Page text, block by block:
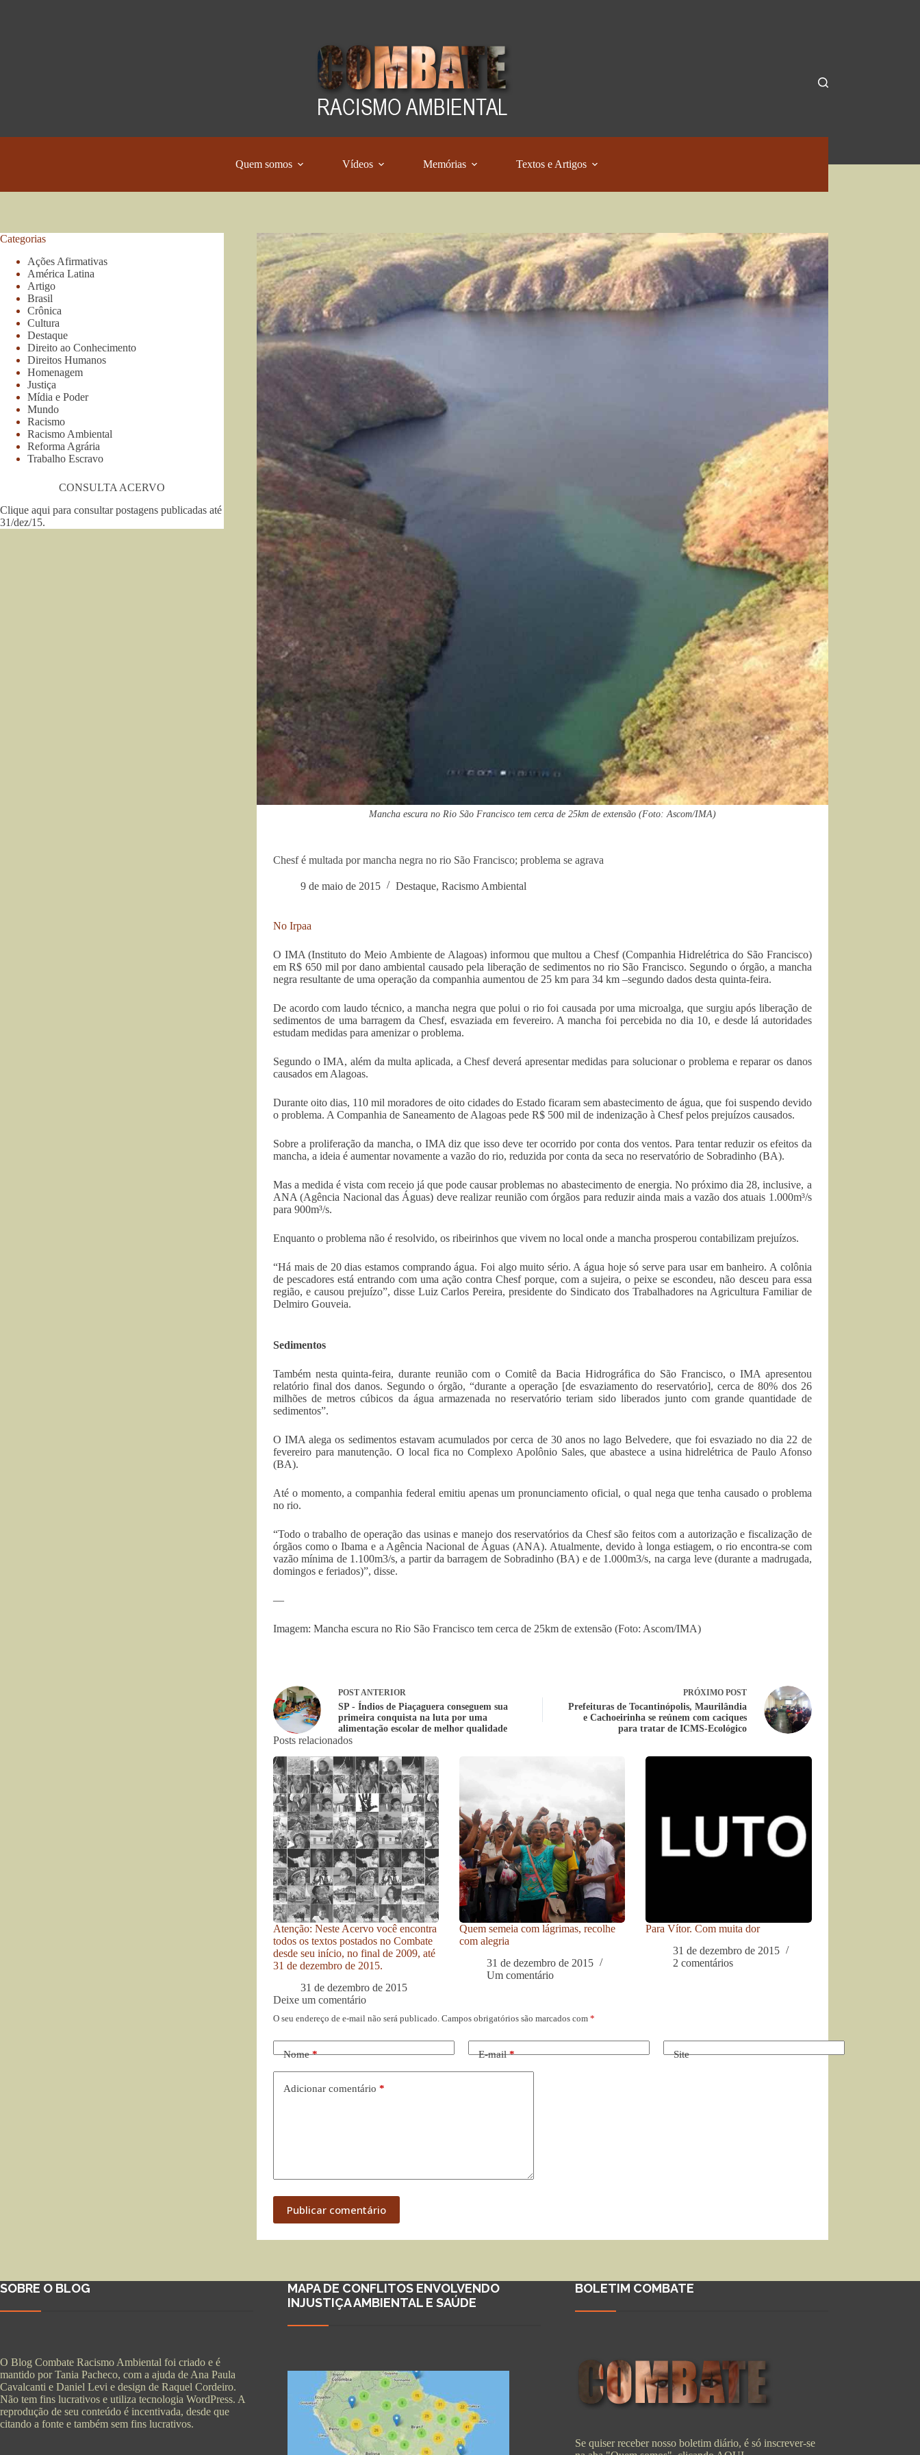
Quem somos Vídeos Memórias Textos e Artigos
Mancha escura no Rio São Francisco tem cerca de 25km de extensão (Foto: Ascom/IMA)
Chesf é multada por mancha negra no rio São Francisco; problema se agrava
9 de maio de 2015 Destaque, Racismo Ambiental
No Irpaa
O IMA (Instituto do Meio Ambiente de Alagoas) informou que multou a Chesf (Companhia Hidrelétrica do São Francisco)
em R$ 650 mil por dano ambiental causado pela liberação de sedimentos no rio São Francisco. Segundo o órgão, a mancha
negra resultante de uma operação da companhia aumentou de 25 km para 34 km –segundo dados desta quinta-feira.
De acordo com laudo técnico, a mancha negra que polui o rio foi causada por uma microalga, que surgiu após liberação de
sedimentos de uma barragem da Chesf, esvaziada em fevereiro. A mancha foi percebida no dia 10, e desde lá autoridades
estudam medidas para amenizar o problema.
Segundo o IMA, além da multa aplicada, a Chesf deverá apresentar medidas para solucionar o problema e reparar os danos
causados em Alagoas.
Durante oito dias, 110 mil moradores de oito cidades do Estado ficaram sem abastecimento de água, que foi suspendo devido
o problema. A Companhia de Saneamento de Alagoas pede R$ 500 mil de indenização à Chesf pelos prejuízos causados.
Sobre a proliferação da mancha, o IMA diz que isso deve ter ocorrido por conta dos ventos. Para tentar reduzir os efeitos da
mancha, a ideia é aumentar novamente a vazão do rio, reduzida por conta da seca no reservatório de Sobradinho (BA).
Mas a medida é vista com receio já que pode causar problemas no abastecimento de energia. No próximo dia 28, inclusive, a
ANA (Agência Nacional das Águas) deve realizar reunião com órgãos para reduzir ainda mais a vazão dos atuais 1.000m³/s
para 900m³/s.
Enquanto o problema não é resolvido, os ribeirinhos que vivem no local onde a mancha prosperou contabilizam prejuízos.
“Há mais de 20 dias estamos comprando água. Foi algo muito sério. A água hoje só serve para usar em banheiro. A colônia
de pescadores está entrando com uma ação contra Chesf porque, com a sujeira, o peixe se escondeu, não desceu para essa
região, e causou prejuízo”, disse Luiz Carlos Pereira, presidente do Sindicato dos Trabalhadores na Agricultura Familiar de
Delmiro Gouveia.
Sedimentos
Também nesta quinta-feira, durante reunião com o Comitê da Bacia Hidrográfica do São Francisco, o IMA apresentou
relatório final dos danos. Segundo o órgão, “durante a operação [de esvaziamento do reservatório], cerca de 80% dos 26
milhões de metros cúbicos da água armazenada no reservatório teriam sido liberados junto com grande quantidade de
sedimentos”.
O IMA alega os sedimentos estavam acumulados por cerca de 30 anos no lago Belvedere, que foi esvaziado no dia 22 de
fevereiro para manutenção. O local fica no Complexo Apolônio Sales, que abastece a usina hidrelétrica de Paulo Afonso
(BA).
Até o momento, a companhia federal emitiu apenas um pronunciamento oficial, o qual nega que tenha causado o problema
no rio.
“Todo o trabalho de operação das usinas e manejo dos reservatórios da Chesf são feitos com a autorização e fiscalização de
órgãos como o Ibama e a Agência Nacional de Águas (ANA). Atualmente, devido à longa estiagem, o rio encontra-se com
vazão mínima de 1.100m3/s, a partir da barragem de Sobradinho (BA) e de 1.000m3/s, na carga leve (durante a madrugada,
domingos e feriados)”, disse.
—
Imagem: Mancha escura no Rio São Francisco tem cerca de 25km de extensão (Foto: Ascom/IMA)
POSTANTERIOR
SP - Índios de Piaçaguera conseguem sua
primeira conquista na luta por uma
alimentação escolar de melhor qualidade
PRÓXIMO POST
Prefeituras de Tocantinópolis, Maurilândia
e Cachoeirinha se reúnem com caciques
para tratar de ICMS-Ecológico
Posts relacionados
Atenção: Neste Acervo você encontra
todos os textos postados no Combate
desde seu início, no final de 2009, até
31 de dezembro de 2015.
31 de dezembro de 2015
Quem semeia com lágrimas, recolhe
com alegria
31 de dezembro de 2015
Um comentário
Para Vítor. Com muita dor
31 de dezembro de 2015
2 comentários
Deixe um comentário
O seu endereço de e-mail não será publicado. Campos obrigatórios são marcados com *
Nome* E-mail* Site
Adicionar comentário *
Publicar comentário
Categorias
Ações Afirmativas
América Latina
Artigo
Brasil
Crônica
Cultura
Destaque
Direito ao Conhecimento
Direitos Humanos
Homenagem
Justiça
Mídia e Poder
Mundo
Racismo
Racismo Ambiental
Reforma Agrária
Trabalho Escravo
CONSULTA ACERVO
Clique aqui para consultar postagens publicadas até
31/dez/15.
SOBRE O BLOG
O Blog Combate Racismo Ambiental foi criado e é
mantido por Tania Pacheco, com a ajuda de Ana Paula
Cavalcanti e Daniel Levi e design de Raquel Cordeiro.
Não tem fins lucrativos e utiliza tecnologia WordPress. A
reprodução de seu conteúdo é incentivada, desde que
citando a fonte e também sem fins lucrativos.
MAPA DE CONFLITOS ENVOLVENDO
INJUSTIÇA AMBIENTAL E SAÚDE
BOLETIM COMBATE
Se quiser receber nosso boletim diário, é só inscrever-se